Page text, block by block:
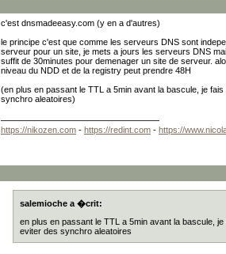
c'est dnsmadeeasy.com (y en a d'autres)
le principe c'est que comme les serveurs DNS sont
serveur pour un site, je mets a jours les serveurs DNS
suffit de 30minutes pour demenager un site de serveur.
niveau du NDD et de la registry peut prendre 48H
(en plus en passant le TTL a 5min avant la bascule, je
synchro aleatoires)
https://nikozen.com - https://redint.com - https://
salemioche a �crit:
en plus en passant le TTL a 5min avant la bascule,
eviter des synchro aleatoires